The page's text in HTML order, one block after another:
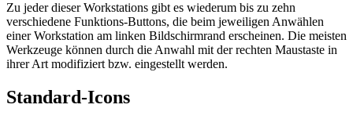
Zu jeder dieser Workstations gibt es wiederum bis zu zehn
verschiedene Funktions-Buttons, die beim jeweiligen Anwählen
einer Workstation am linken Bildschirmrand erscheinen. Die meisten
Werkzeuge können durch die Anwahl mit der rechten Maustaste in
ihrer Art modifiziert bzw. eingestellt werden.
Standard-Icons